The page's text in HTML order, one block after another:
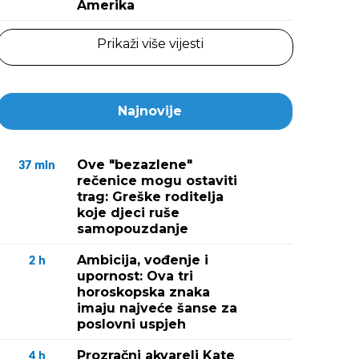
Amerika
Prikaži više vijesti
Najnovije
37 min
Ove "bezazlene"
rečenice mogu ostaviti
trag: Greške roditelja
koje djeci ruše
samopouzdanje
2 h
Ambicija, vođenje i
upornost: Ova tri
horoskopska znaka
imaju najveće šanse za
poslovni uspjeh
Prozračni akvareli Kate